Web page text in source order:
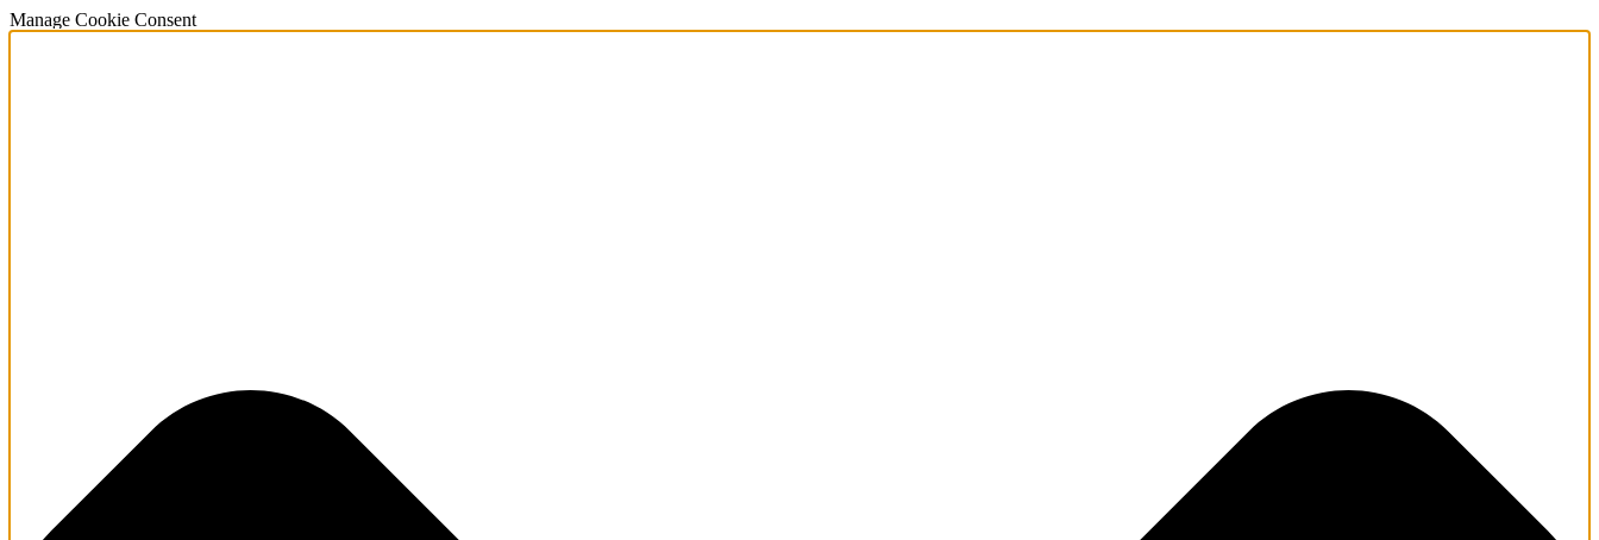
Manage Cookie Consent